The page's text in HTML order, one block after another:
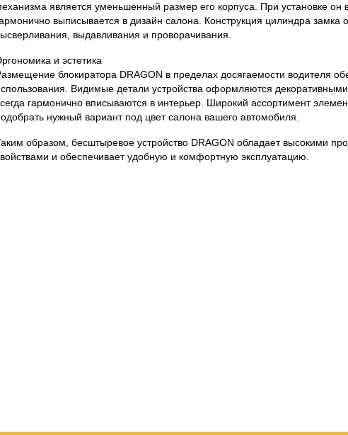
является уменьшенный размер его корпуса. При установке он
выписывается в дизайн салона. Конструкция цилиндра замка
выдавливания и проворачивания.
и эстетика
блокиратора DRAGON в пределах досягаемости водителя
Видимые детали устройства оформляются
гармонично вписываются в интерьер. Широкий ассортимент
нужный вариант под цвет салона вашего автомобиля.
образом, бесштыревое устройство DRAGON обладает высокими
и обеспечивает удобную и комфортную эксплуатацию.